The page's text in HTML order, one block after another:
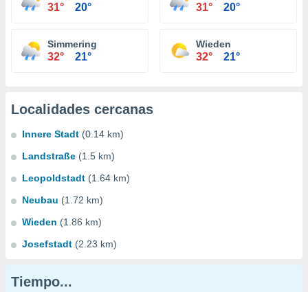
31° 20° 31° 20°
Simmering
32° 21°
Wieden
32° 21°
Localidades cercanas
Innere Stadt (0.14 km)
Landstraße (1.5 km)
Leopoldstadt (1.64 km)
Neubau (1.72 km)
Wieden (1.86 km)
Josefstadt (2.23 km)
Tiempo...